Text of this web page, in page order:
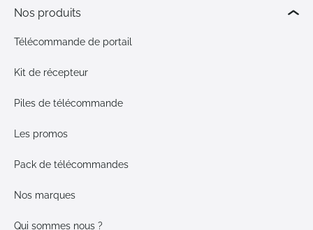
Nos produits
Télécommande de portail
Kit de récepteur
Piles de télécommande
Les promos
Pack de télécommandes
Nos marques
Qui sommes nous ?